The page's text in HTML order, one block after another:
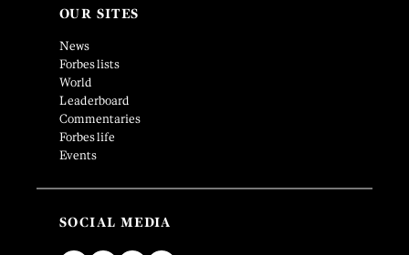
OUR SITES
News
Forbes lists
World
Leaderboard
Commentaries
Forbes life
Events
SOCIAL MEDIA